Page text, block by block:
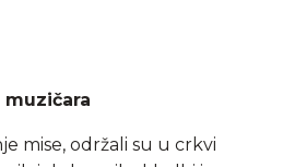
mise, održali su u crkvi